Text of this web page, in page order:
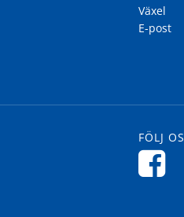
Växel
E-post
FÖLJ